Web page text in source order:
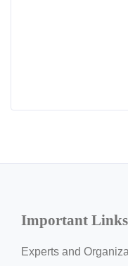
Important Links
Experts and